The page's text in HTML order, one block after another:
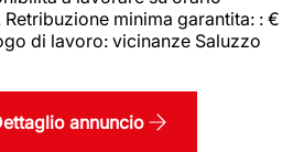
minima garantita: : €
di lavoro: vicinanze Saluzzo
annuncio